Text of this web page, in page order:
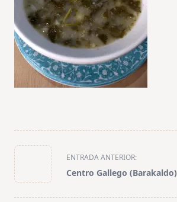
<span
class="nav-
subtitle
screen-
ENTRADA ANTERIOR:
Centro Gallego (Barakaldo)